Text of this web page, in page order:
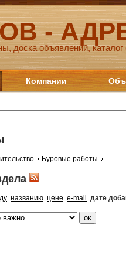
-
доска объявлений, каталог
Компании
Буровые работы
названию цене e-mail дате